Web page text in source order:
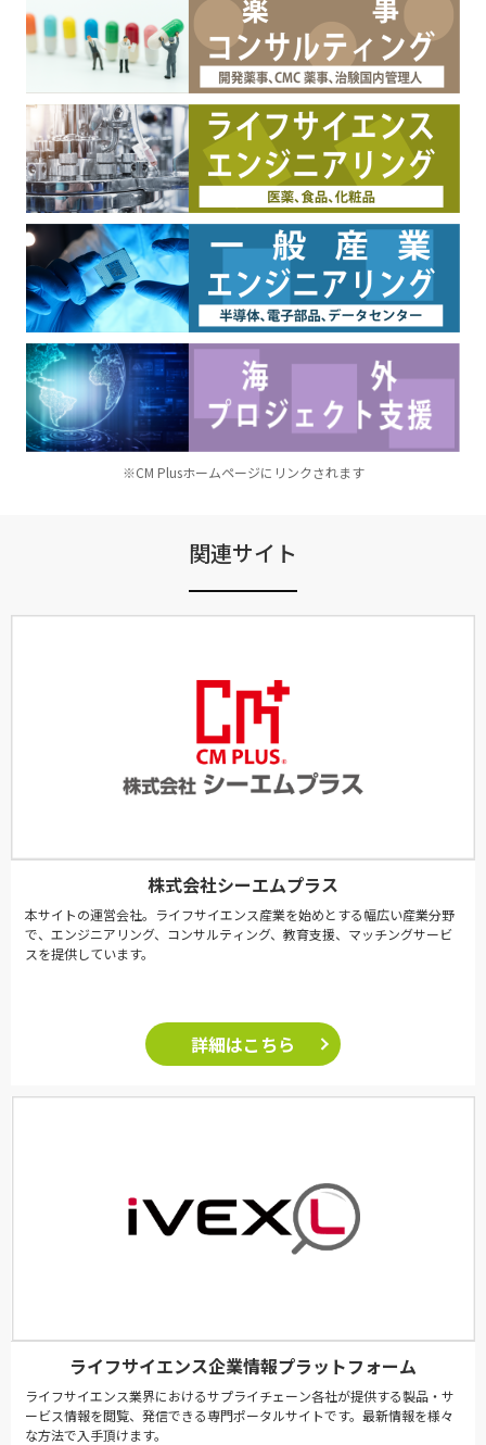
※CM Plusホームページにリンクされます
関連サイト
株式会社シーエムプラス
本サイトの運営会社。ライフサイエンス産業を始めとする幅広い産業分野
で、エンジニアリング、コンサルティング、教育支援、マッチングサービ
スを提供しています。
詳細はこちら
ライフサイエンス企業情報プラットフォーム
ライフサイエンス業界におけるサプライチェーン各社が提供する製品・サ
ービス情報を閲覧、発信できる専門ポータルサイトです。最新情報を様々
な方法で入手頂けます。